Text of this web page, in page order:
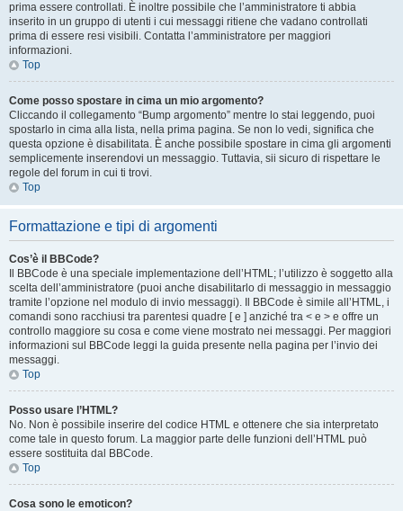
prima essere controllati. È inoltre possibile che l’amministratore ti abbia
inserito in un gruppo di utenti i cui messaggi ritiene che vadano controllati
prima di essere resi visibili. Contatta l’amministratore per maggiori
informazioni.
Top
Come posso spostare in cima un mio argomento?
Cliccando il collegamento “Bump argomento” mentre lo stai leggendo, puoi
spostarlo in cima alla lista, nella prima pagina. Se non lo vedi, significa che
questa opzione è disabilitata. È anche possibile spostare in cima gli argomenti
semplicemente inserendovi un messaggio. Tuttavia, sii sicuro di rispettare le
regole del forum in cui ti trovi.
Top
Formattazione e tipi di argomenti
Cos’è il BBCode?
Il BBCode è una speciale implementazione dell’HTML; l’utilizzo è soggetto alla
scelta dell’amministratore (puoi anche disabilitarlo di messaggio in messaggio
tramite l’opzione nel modulo di invio messaggi). Il BBCode è simile all’HTML, i
comandi sono racchiusi tra parentesi quadre [ e ] anziché tra < e > e offre un
controllo maggiore su cosa e come viene mostrato nei messaggi. Per maggiori
informazioni sul BBCode leggi la guida presente nella pagina per l’invio dei
messaggi.
Top
Posso usare l’HTML?
No. Non è possibile inserire del codice HTML e ottenere che sia interpretato
come tale in questo forum. La maggior parte delle funzioni dell’HTML può
essere sostituita dal BBCode.
Top
Cosa sono le emoticon?